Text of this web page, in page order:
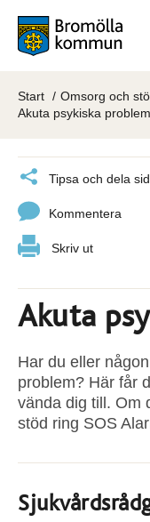
Start Omsorg och
Akuta psykiska problem
Tipsa och dela
Kommentera
Skriv ut
Akuta
Har du eller
problem? Här får
vända dig till. Om
stöd ring SOS